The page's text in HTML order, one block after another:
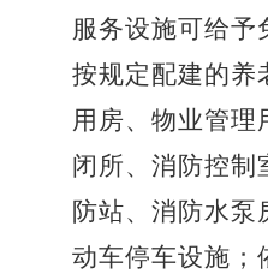
服务设施可给予
按规定配建的养
用房、物业管理
闭所、消防控制
防站、消防水泵
动车停车设施；